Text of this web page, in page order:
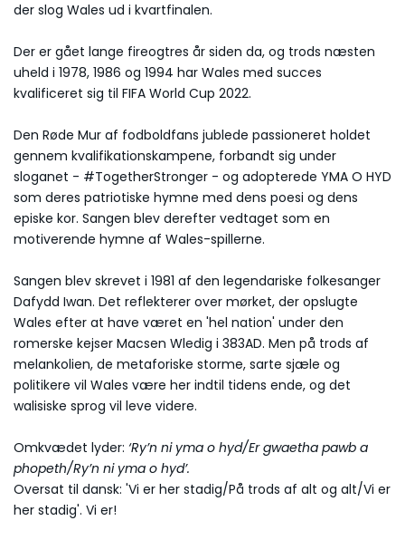
der slog Wales ud i kvartfinalen.
Der er gået lange fireogtres år siden da, og trods næsten
uheld i 1978, 1986 og 1994 har Wales med succes
kvalificeret sig til FIFA World Cup 2022.
Den Røde Mur af fodboldfans jublede passioneret holdet
gennem kvalifikationskampene, forbandt sig under
sloganet - #TogetherStronger - og adopterede YMA O HYD
som deres patriotiske hymne med dens poesi og dens
episke kor. Sangen blev derefter vedtaget som en
motiverende hymne af Wales-spillerne.
Sangen blev skrevet i 1981 af den legendariske folkesanger
Dafydd Iwan. Det reflekterer over mørket, der opslugte
Wales efter at have været en 'hel nation' under den
romerske kejser Macsen Wledig i 383AD. Men på trods af
melankolien, de metaforiske storme, sarte sjæle og
politikere vil Wales være her indtil tidens ende, og det
walisiske sprog vil leve videre.
Omkvædet lyder: ‘Ry’n ni yma o hyd/Er gwaetha pawb a
phopeth/Ry’n ni yma o hyd’.
Oversat til dansk: 'Vi er her stadig/På trods af alt og alt/Vi er
her stadig'. Vi er!